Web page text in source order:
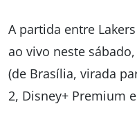
A partida entre
ao vivo neste
(de Brasília, virada
2, Disney+ Premium